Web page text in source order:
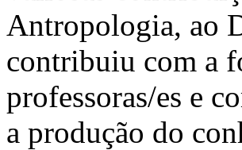
Antropologia, ao
contribuiu com a
professoras/es e
a produção do